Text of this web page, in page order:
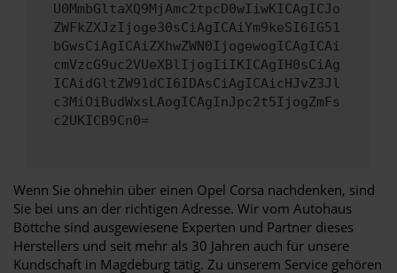
U0MmbGltaXQ9MjAmc2tpcD0wIiwKICAgICJo
ZWFkZXJzIjoge30sCiAgICAiYm9keSI6IG51
bGwsCiAgICAiZXhwZWN0IjogewogICAgICAi
cmVzcG9uc2VUeXBlIjogIiIKICAgIH0sCiAg
ICAidGltZW91dCI6IDAsCiAgICAicHJvZ3Jl
c3MiOiBudWxsLAogICAgInJpc2t5IjogZmFs
c2UKICB9Cn0=
Wenn Sie ohnehin über einen Opel Corsa nachdenken, sind
Sie bei uns an der richtigen Adresse. Wir vom Autohaus
Böttche sind ausgewiesene Experten und Partner dieses
Herstellers und seit mehr als 30 Jahren auch für unsere
Kundschaft in Magdeburg tätig. Zu unserem Service gehören